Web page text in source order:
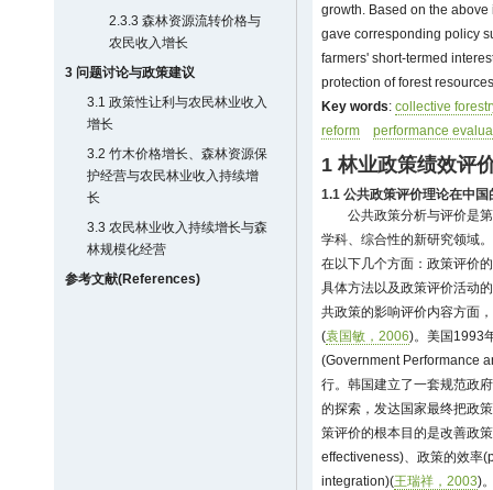
2.3.3 森林资源流转价格与
农民收入增长
3 问题讨论与政策建议
3.1 政策性让利与农民林业收入
增长
3.2 竹木价格增长、森林资源保
护经营与农民林业收入持续增
长
3.3 农民林业收入持续增长与森
林规模化经营
参考文献(References)
growth. Based on the
gave corresponding policy
farmers' short-termed
protection of forest
Key words: collective
reform
performance
1 林业政策绩效评
1.1 公共政策评价理论在中国
公共政策分析与评价是
学科、综合性的新研究领域
在以下几个方面：政策评价
具体方法以及政策评价活动
共政策的影响评价内容方面
(袁国敏，2006)。美国1993
(Government Performance
行。韩国建立了一套规范政
的探索，发达国家最终把政
策评价的根本目的是改善政
effectiveness)、政策的效率
integration)(王瑞祥，2003)